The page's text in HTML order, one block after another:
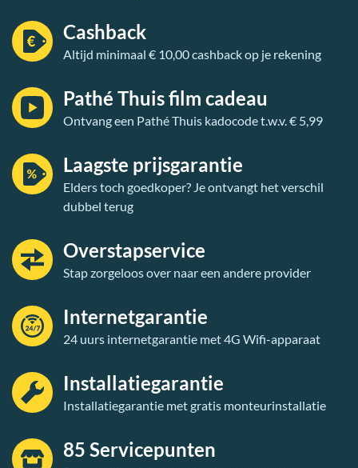
Cashback
Altijd minimaal € 10,00 cashback op je rekening
Pathé Thuis film cadeau
Ontvang een Pathé Thuis kadocode t.w.v. € 5,99
Laagste prijsgarantie
Elders toch goedkoper? Je ontvangt het verschil
dubbel terug
Overstapservice
Stap zorgeloos over naar een andere provider
Internetgarantie
24 uurs internetgarantie met 4G Wifi-apparaat
Installatiegarantie
Installatiegarantie met gratis monteurinstallatie
85 Servicepunten